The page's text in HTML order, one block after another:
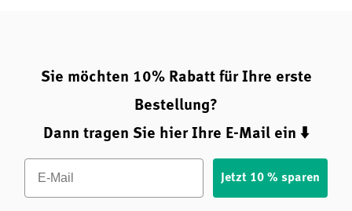
Sie möchten 10% Rabatt für Ihre erste
Bestellung?
Dann tragen Sie hier Ihre E-Mail ein ⬇️
Email
Jetzt 10 % sparen